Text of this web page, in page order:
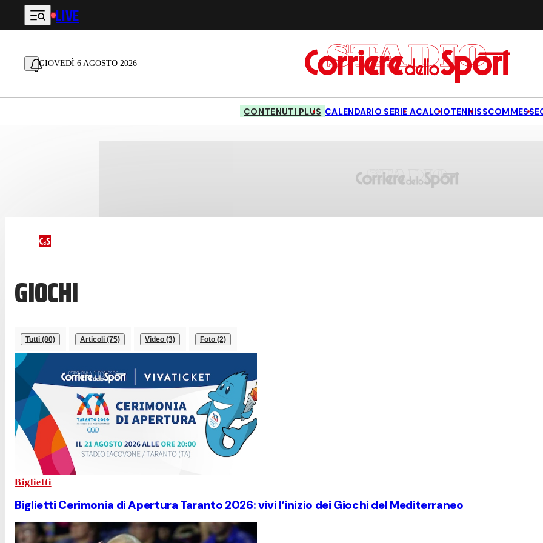
Vai al contenuto principale
LIVE
GIOVEDÌ 6 AGOSTO 2026
CONTENUTI PLUS CALENDARIO SERIE ACALCIOTENNISSCOMMESSE
GIOCHI
Tutti (80) Articoli (75) Video (3) Foto (2)
Biglietti
Biglietti Cerimonia di Apertura Taranto 2026: vivi l’inizio dei Giochi del Mediterraneo